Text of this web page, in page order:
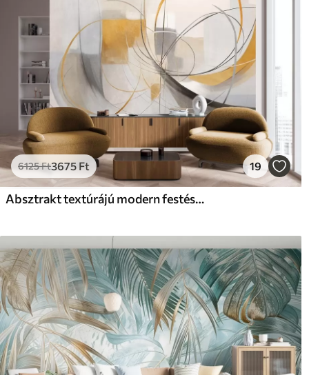
6125Ft3675 Ft 19
Absztrakt textúrájú modern festészeti stílus ívelt vonalakkal és geometrikus formákkal szürke, fehér és narancssárga árnyalatokban